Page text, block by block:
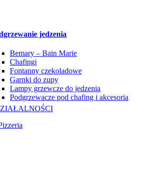
jedzenia
Bemary – Bain Marie
Chafingi
Fontanny czekoladowe
Garnki do zupy
Lampy grzewcze do jedzenia
Podgrzewacze pod chafing i akcesoria